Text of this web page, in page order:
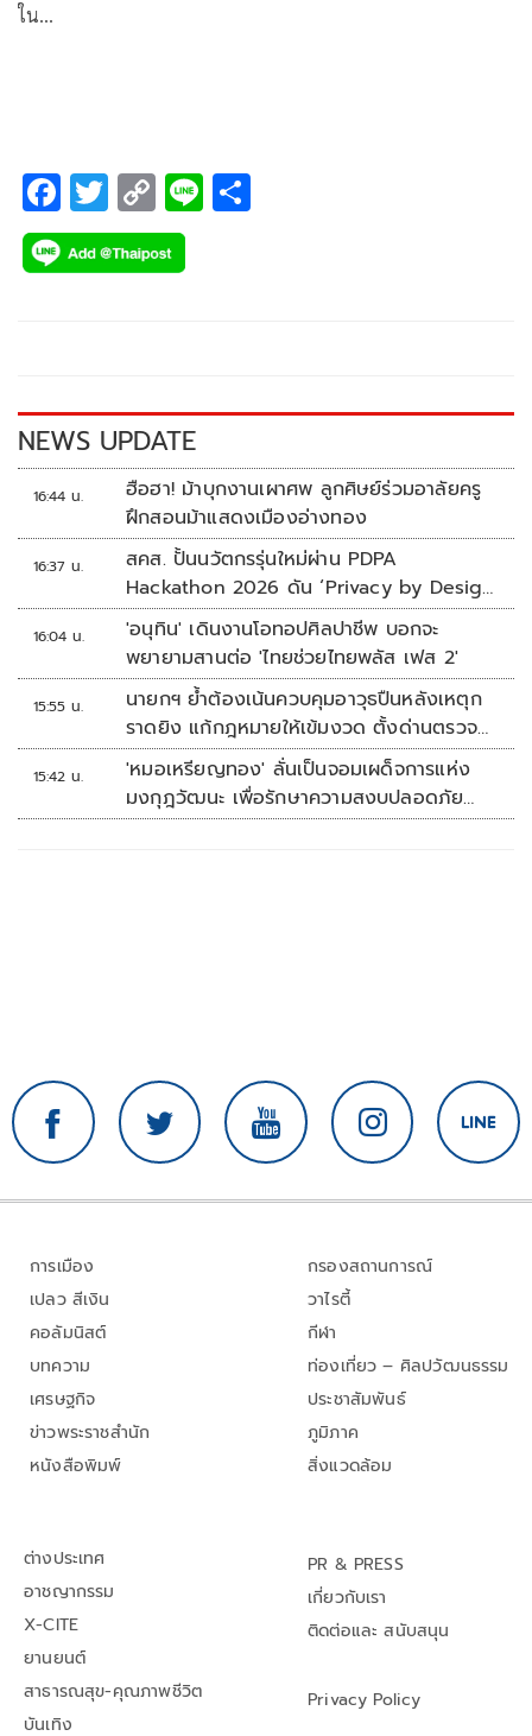
ใน…
F
ac
e
k
T
wi
tt
C
o
p
k
Li
NEWS UPDATE
16:44 น.
ฮือฮา! ม้าบุกงานเผาศพ ลูกศิษย์ร่วมอาลัยครู
ฝึกสอนม้าแสดงเมืองอ่างทอง
16:37 น.
สคส. ปั้นนวัตกรรุ่นใหม่ผ่าน PDPA
Hackathon 2026 ดัน ‘Privacy by Design
for all’ สู่โซลูชันคุ้มครองข้อมูลส่วนบุคคลที่
ใช้ได้จริง
16:04 น.
'อนุทิน' เดินงานโอทอปศิลปาชีพ บอกจะ
พยายามสานต่อ 'ไทยช่วยไทยพลัส เฟส 2'
15:55 น.
นายกฯ ย้ำต้องเน้นควบคุมอาวุธปืนหลังเหตุก
ราดยิง แก้กฎหมายให้เข้มงวด ตั้งด่านตรวจ
เพิ่ม
15:42 น.
'หมอเหรียญทอง' ลั่นเป็นจอมเผด็จการแห่ง
มงกุฎวัฒนะ เพื่อรักษาความสงบปลอดภัย
ภายในรพ.
การเมือง
เปลว สีเงิน
คอลัมนิสต์
บทความ
เศรษฐกิจ
ข่าวพระราชสำนัก
หนังสือพิมพ์
กรองสถานการณ์
วาไรตี้
กีฬา
ท่องเที่ยว – ศิลปวัฒนธรรม
ประชาสัมพันธ์
ภูมิภาค
สิ่งแวดล้อม
ต่างประเทศ
อาชญากรรม
X-CITE
ยานยนต์
สาธารณสุข-คุณภาพชีวิต
บันเทิง
PR & PRESS
เกี่ยวกับเรา
ติดต่อและ สนับสนุน
Privacy Policy